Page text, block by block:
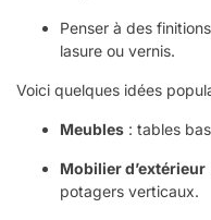
Penser à des
lasure ou vernis.
Voici quelques idées
Meubles : tables
Mobilier d’extérieur
potagers verticaux.